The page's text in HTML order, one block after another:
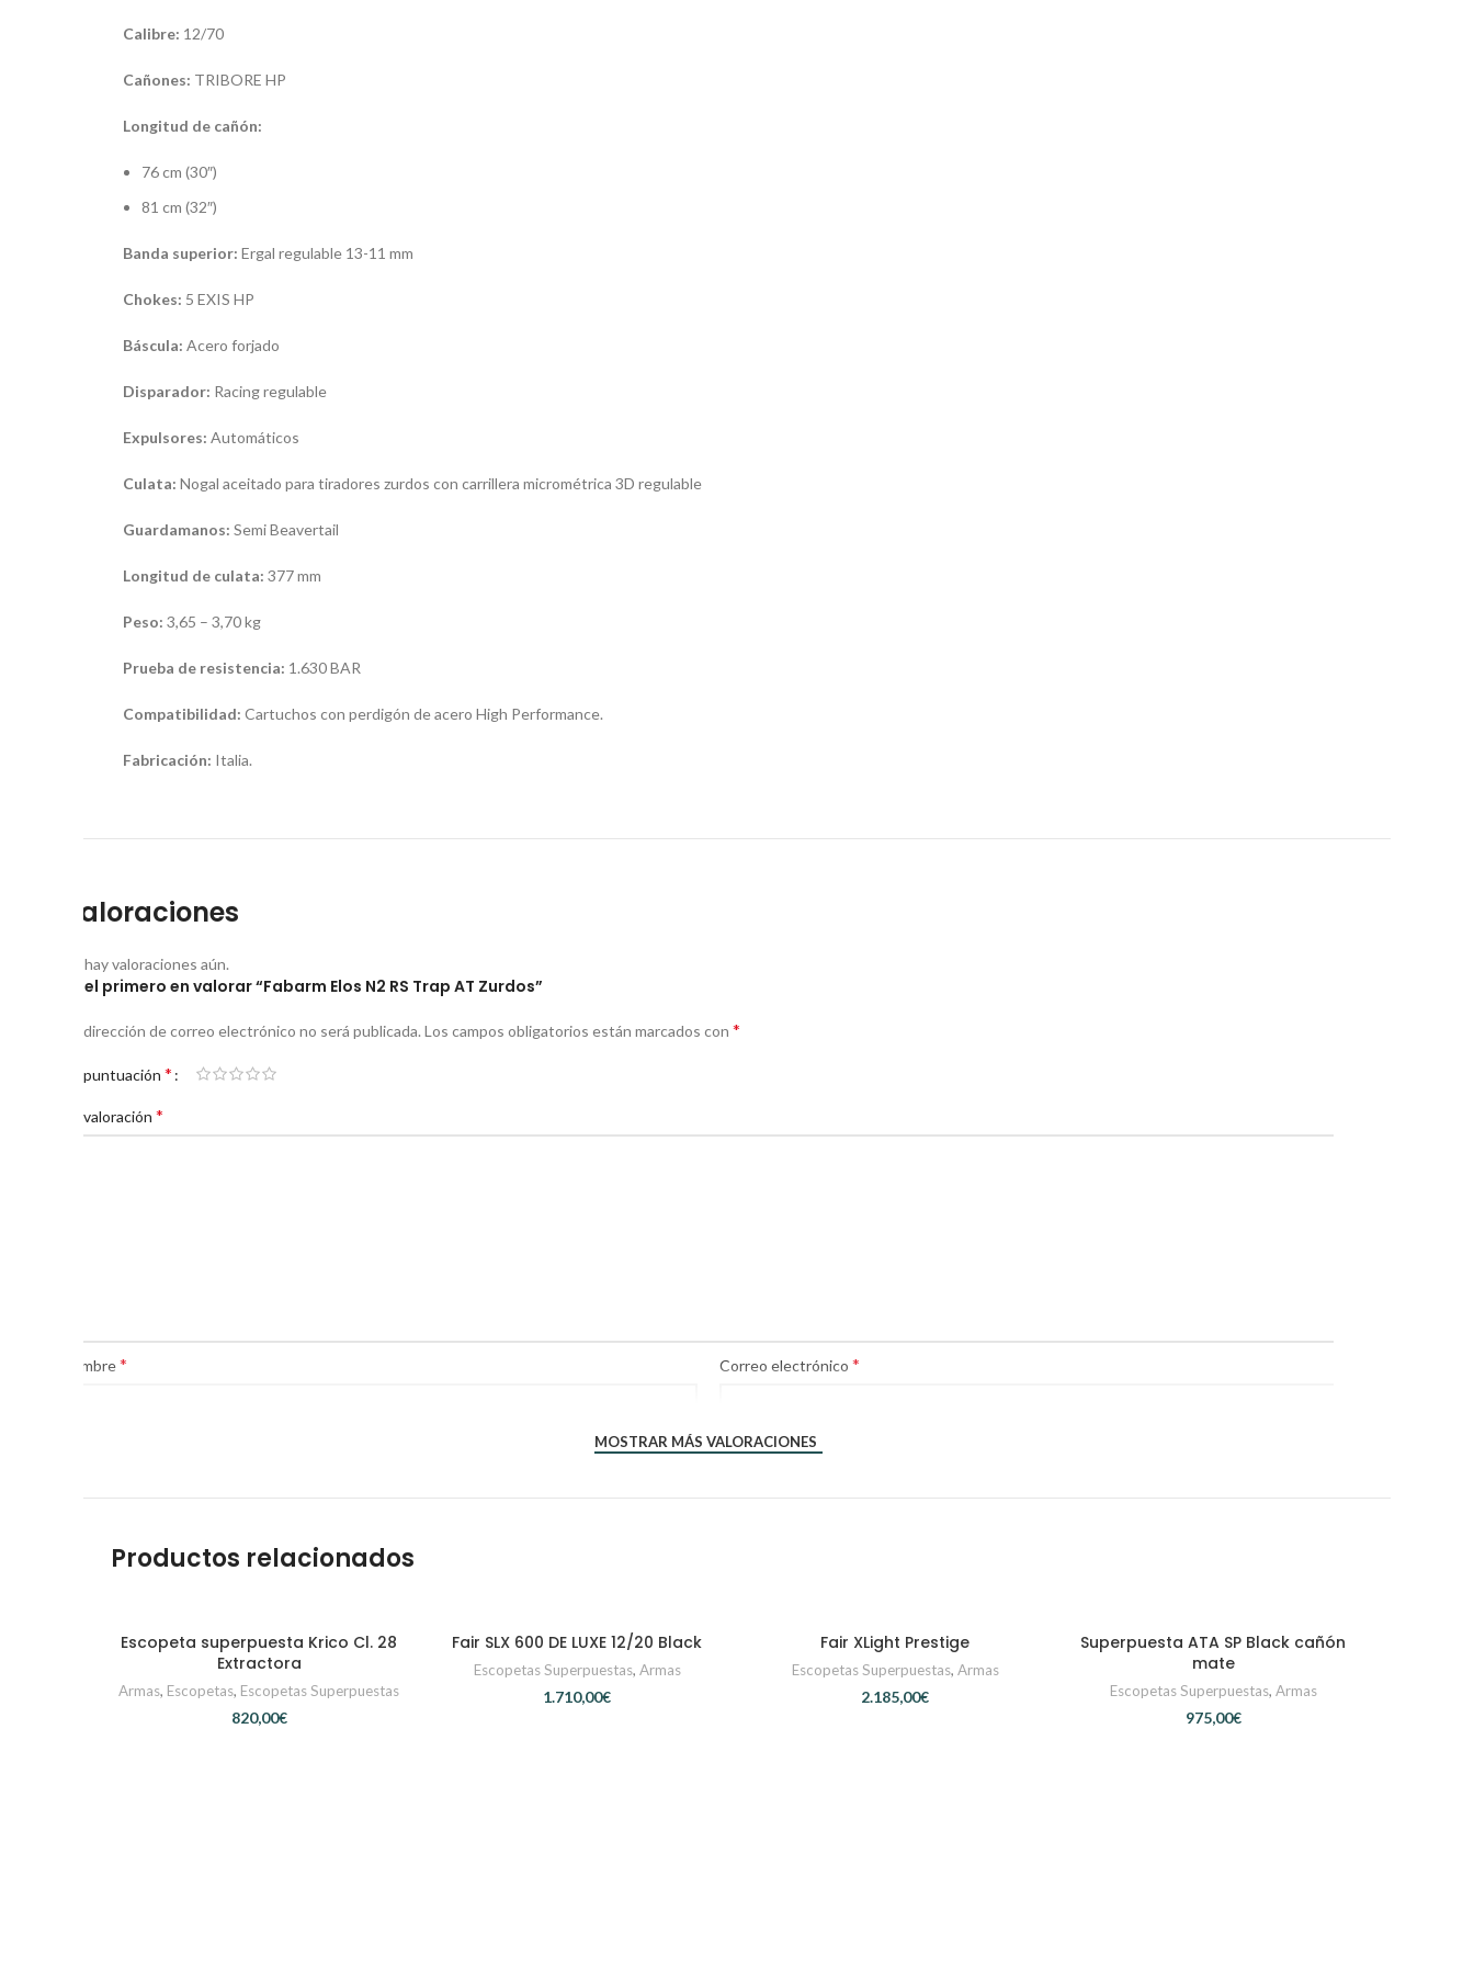
Calibre: 12/70
Cañones: TRIBORE HP
Longitud de cañón:
76 cm (30″)
81 cm (32″)
Banda superior: Ergal regulable 13-11 mm
Chokes: 5 EXIS HP
Báscula: Acero forjado
Disparador: Racing regulable
Expulsores: Automáticos
Culata: Nogal aceitado para tiradores zurdos con carrillera micrométrica 3D regulable
Guardamanos: Semi Beavertail
Longitud de culata: 377 mm
Peso: 3,65 – 3,70 kg
Prueba de resistencia: 1.630 BAR
Compatibilidad: Cartuchos con perdigón de acero High Performance.
Fabricación: Italia.
Valoraciones
No hay valoraciones aún.
Sé el primero en valorar “Fabarm Elos N2 RS Trap AT Zurdos”
Tu dirección de correo electrónico no será publicada. Los campos obligatorios están marcados con *
Tu puntuación *
Tu valoración *
Nombre* Correo electrónico *
MOSTRAR MÁS VALORACIONES
Productos relacionados
CONTACTAR
Escopeta superpuesta Krico Cl. 28
Extractora
Armas, Escopetas, Escopetas Superpuestas
€
CONTACTAR
Fair SLX 600 DE LUXE 12/20 Black
Escopetas Superpuestas, Armas
€
CONTACTAR
Fair XLight Prestige
Escopetas Superpuestas, Armas
€
CONTACTAR
Superpuesta ATA SP Black cañón
mate
Escopetas Superpuestas, Armas
€